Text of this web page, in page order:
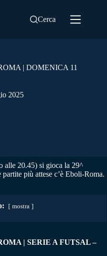
Cerca
| DOMENICA 11
2025
alle 20.45) si gioca la 29^
più attese c’è Eboli-Roma.
mostra
| SERIE A FUTSAL –